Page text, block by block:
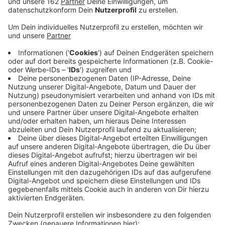
gesperrt. Ein Rollstuhlfahrer war hier mit einem
Bus zusammengeprallt. Der 94jährige wurde
schwer verletzt.
Anzeige
In Hamminkeln ist ein 94jähriger schwer verletzt
worden, der mit einem Elektro-Rollstuhl unterwegs
war. Er wollte gestern die Bocholter Straße
überqueren. Dabei wurde er von einem Bus erfasst. Der
71-Jährige Fahrer hatte noch gebremst und wollte
nach rechts auf ein Feld ausweichen. Er konnte den
Zusammenstoß aber nicht mehr verhindern. Auch ein
20jähriger Fahrgast erlitt bei dem Unfall leichte
Rettungsarbeiten gesperrt.